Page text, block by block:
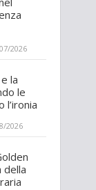
2026
la
le
l’ironia
2026
della